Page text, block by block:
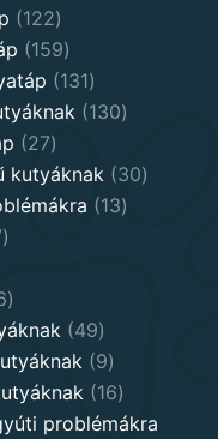
122122
products
159159
products
131131
products
130130
2727
products
kutyáknak 3030
1313
47
16
products4949
products
99
products
1616
products
problémákra